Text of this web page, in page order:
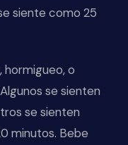
siente como 25
hormigueo, o
se sienten
se sienten
minutos. Bebe